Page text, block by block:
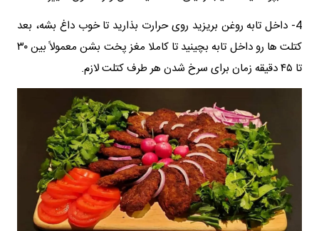
4- داخل تابه روغن بریزید روی حرارت بذارید تا خوب داغ بشه، بعد
کتلت ها رو داخل تابه بچینید تا کاملا مغز پخت بشن معمولاً بین ۳۰
تا ۴۵ دقیقه زمان برای سرخ شدن هر طرف کتلت لازم.